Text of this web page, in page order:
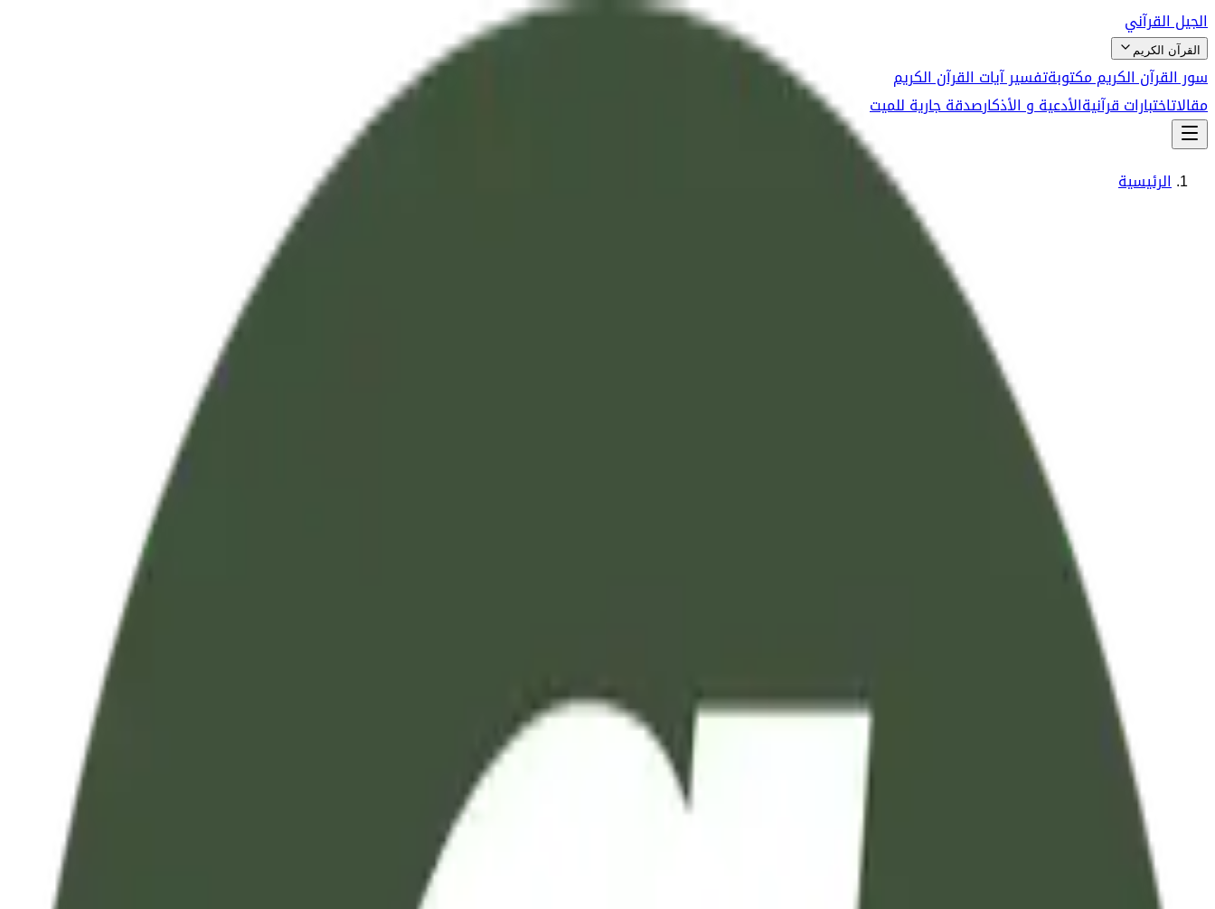
الجيل القرآني
القرآن الكريم
سور القرآن الكريم مكتوبةتفسير آيات القرآن الكريم
مقالاتاختبارات قرآنيةالأدعية و الأذكارصدقة جارية للميت
الرئيسية